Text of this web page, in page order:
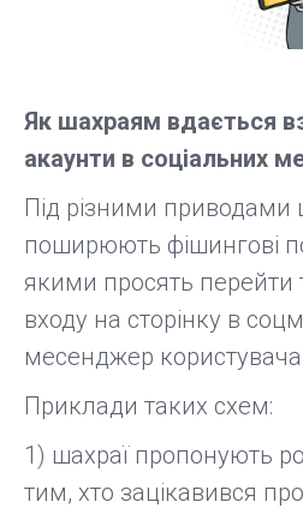
Як шахраям вдається
акаунти в соціальних
Під різними приводами
поширюють фішингові
якими просять перейти
входу на сторінку в
месенджер
Приклади таких схем:
1) шахраї пропонують
тим, хто зацікавився